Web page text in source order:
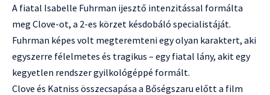
A fiatal Isabelle Fuhrman ijesztő intenzitással formálta
meg Clove-ot, a 2-es körzet késdobáló specialistáját.
Fuhrman képes volt megteremteni egy olyan karaktert, aki
egyszerre félelmetes és tragikus – egy fiatal lány, akit egy
kegyetlen rendszer gyilkológéppé formált.
Clove és Katniss összecsapása a Bőségszaru előtt a film